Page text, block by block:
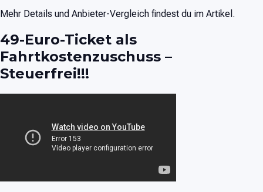
Mehr Details und Anbieter-Vergleich findest du im Artikel.
49-Euro-Ticket als
Fahrtkostenzuschuss –
Steuerfrei!!!